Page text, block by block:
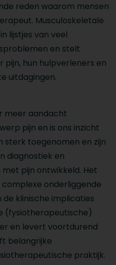
reden waarom mensen
Musculoskeletale
lijstjes van veel
en stelt
hun hulpverleners en
uitdagingen.
meer aandacht
pijn en is ons inzicht
sterk toegenomen en zijn
diagnostiek en
pijn ontwikkeld. Het
onderliggende
klinische implicaties
(fysiotherapeutische)
en levert voortdurend
belangrijke
praktijk.